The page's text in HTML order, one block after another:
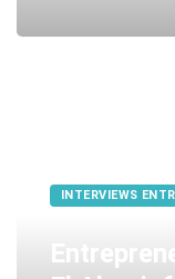
INTERVIEWS